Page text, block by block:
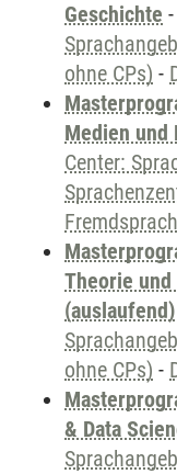
Geschichte -
ohne CPs) -
Medien und
Center:
Theorie
(auslaufend)
ohne CPs) -
& Data